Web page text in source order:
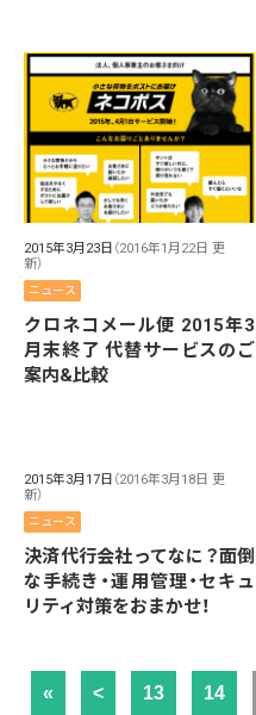
2015年3月23日 （2016年1月22日 更
新）
ニュース
クロネコメール便 2015年3
月末終了 代替サービスのご
案内&比較
2015年3月17日 （2016年3月18日 更
新）
ニュース
決済代行会社ってなに？面倒
な手続き・運用管理・セキュ
リティ対策をおまかせ！
« < 13 14